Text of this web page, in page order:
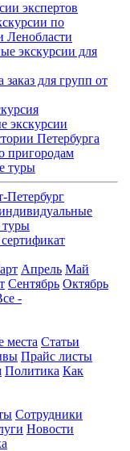
экспертов
по
Ленобласти
экскурсии для
для групп от
экскурсии
Петербурга
пригородам
туры
Петербург
туры
Апрель Май
Сентябрь Октябрь
-
места Статьи
Прайс листы
Политика Как
Сотрудники
Новости